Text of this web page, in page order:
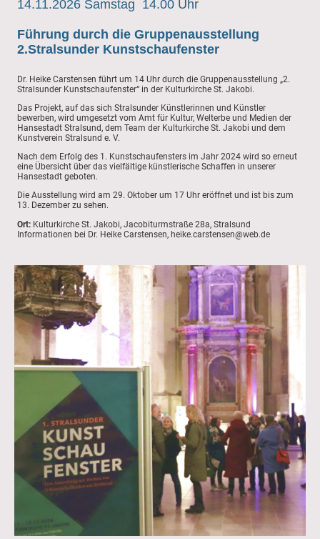
14.11.2026 Samstag 14.00 Uhr
Führung durch die Gruppenausstellung
2.Stralsunder Kunstschaufenster
Dr. Heike Carstensen führt um 14 Uhr durch die Gruppenausstellung „2.
Stralsunder Kunstschaufenster“ in der Kulturkirche St. Jakobi.
Das Projekt, auf das sich Stralsunder Künstlerinnen und Künstler
bewerben, wird umgesetzt vom Amt für Kultur, Welterbe und Medien der
Hansestadt Stralsund, dem Team der Kulturkirche St. Jakobi und dem
Kunstverein Stralsund e. V.
Nach dem Erfolg des 1. Kunstschaufensters im Jahr 2024 wird so erneut
eine Übersicht über das vielfältige künstlerische Schaffen in unserer
Hansestadt geboten.
Die Ausstellung wird am 29. Oktober um 17 Uhr eröffnet und ist bis zum
13. Dezember zu sehen.
Ort: Kulturkirche St. Jakobi, Jacobiturmstraße 28a, Stralsund
Informationen bei Dr. Heike Carstensen, heike.carstensen@web.de